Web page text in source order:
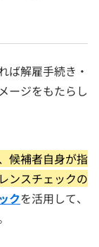
ば解雇手続き・
ージをもたらし
候補者自身が指
ンスチェックの
クを活用して、